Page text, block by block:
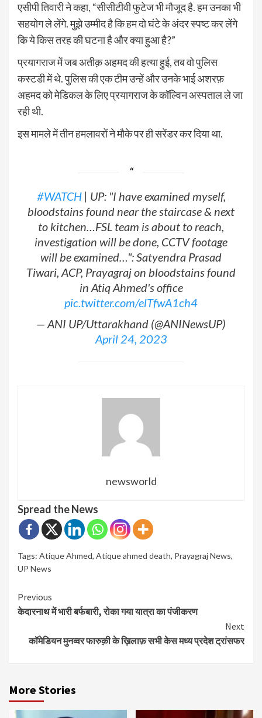
एसीपी तिवारी ने कहा, “सीसीटीवी फुटेज भी मौजूद है. हम उनका भी
सहयोग ले लेंगे. मुझे उम्मीद है कि हम दो घंटे के अंदर स्पष्ट कर लेंगे
कि ये किस तरह की घटना है और क्या हुआ है?”
प्रयागराज में जब अतीक़ अहमद की हत्या हुई, तब वो पुलिस
कस्टडी में थे. पुलिस की एक टीम उन्हें और उनके भाई अशरफ़
अहमद को मेडिकल के लिए प्रयागराज के कॉल्विन अस्पताल ले जा
रही थी.
इस मामले में तीन हमलावरों ने मौके पर ही सरेंडर कर दिया था.
#WATCH| UP: "I have examined myself,
bloodstains found near the staircase & next
to kitchen…FSL team is about to reach,
investigation will be done, CCTV footage
will be examined…": Satyendra Prasad
Tiwari, ACP, Prayagraj on bloodstains found
in Atiq Ahmed's office
pic.twitter.com/elTfwA1ch4
— ANI UP/Uttarakhand (@ANINewsUP)
April 24, 2023
newsworld
Spread the News
Tags: Atique Ahmed, Atique ahmed death, Prayagraj News,
UP News
Continue
Reading
Previous
केदारनाथ में भारी बर्फबारी, रोका गया यात्रा का पंजीकरण
Next
कॉमेडियन मुनव्वर फारुक़ी के ख़िलाफ़ सभी केस मध्य प्रदेश ट्रांसफर
More Stories